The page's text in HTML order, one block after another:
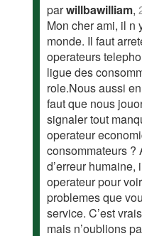
parwillbawilliam,
Mon cher ami, il n
monde. Il faut
operateurs
ligue des
role.Nous aussi
faut que nous
signaler tout
operateur
consommateurs
d’erreur
operateur pour
problemes que
service. C’est
mais n’oublions